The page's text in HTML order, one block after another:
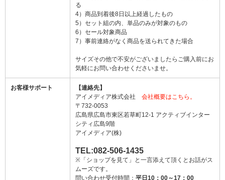
る
4）商品到着後8日以上経過したもの
5）セット組の内、単品のみが対象のもの
6）セール対象商品
7）事前連絡がなく商品を送られてきた場合
サイズその他で不安がございましたらご購入前にお
気軽にお問い合わせくださいませ。
お客様サポート
【連絡先】
アイメディア株式会社 会社概要はこちら。
〒732-0053
広島県広島市東区若草町12-1 アクティブインター
シティ広島9階
アイメディア(株)
TEL:082-506-1435
※「ショップを見て」と一言添えて頂くとお話がス
ムーズです。
問い合わせ受付時間： 平日10：00～17：00